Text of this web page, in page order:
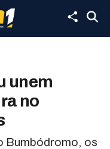
unem
no
Bumbódromo, os